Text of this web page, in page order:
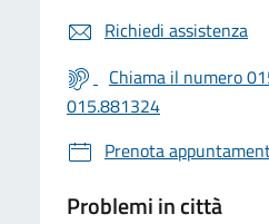
Richiedi assistenza
Chiama il numero
015.881324
Prenota
Problemi in città